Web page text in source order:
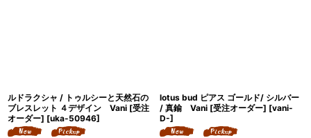
ルドラクシャ / トゥルシーと天然石の
ブレスレット ４デザイン Vani [受注
オーダー] [uka-50946]
lotus bud ピアス ゴールド/ シルバー
/ 真鍮 Vani [受注オーダー] [vani-
D-]